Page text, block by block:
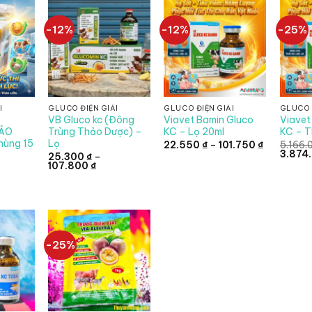
15
₫.
-12%
GLUCO ĐIỆN GIẢI
VB Gluco kc (Đông
Trùng Thảo Dược) –
Lọ
25.300₫ –
107.800₫Khoảng
107.800 ₫
-12%
GLUCO ĐIỆN GIẢI
Viavet Bamin Gluco
KC – Lọ 20ml
22.550₫ – 101.750₫Khoảng
-25%
GLUCO
Viavet
KC –
Giá
-25%